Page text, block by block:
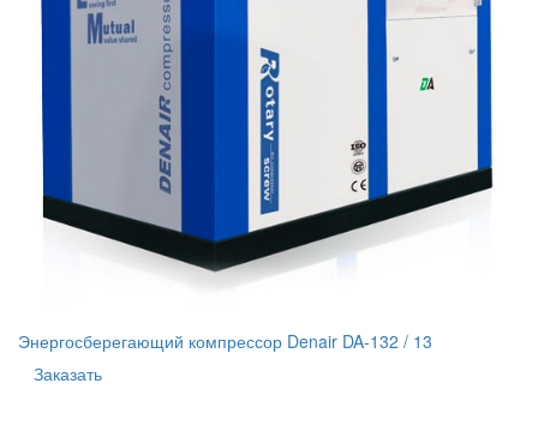
Энергосберегающий компрессор Denair DA-132 / 13
Заказать